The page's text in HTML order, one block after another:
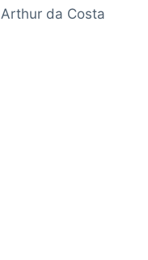
da Costa